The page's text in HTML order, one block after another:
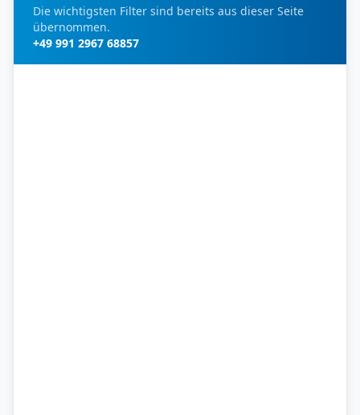
Die wichtigsten Filter sind bereits aus dieser Seite
übernommen.
+49 991 2967 68857